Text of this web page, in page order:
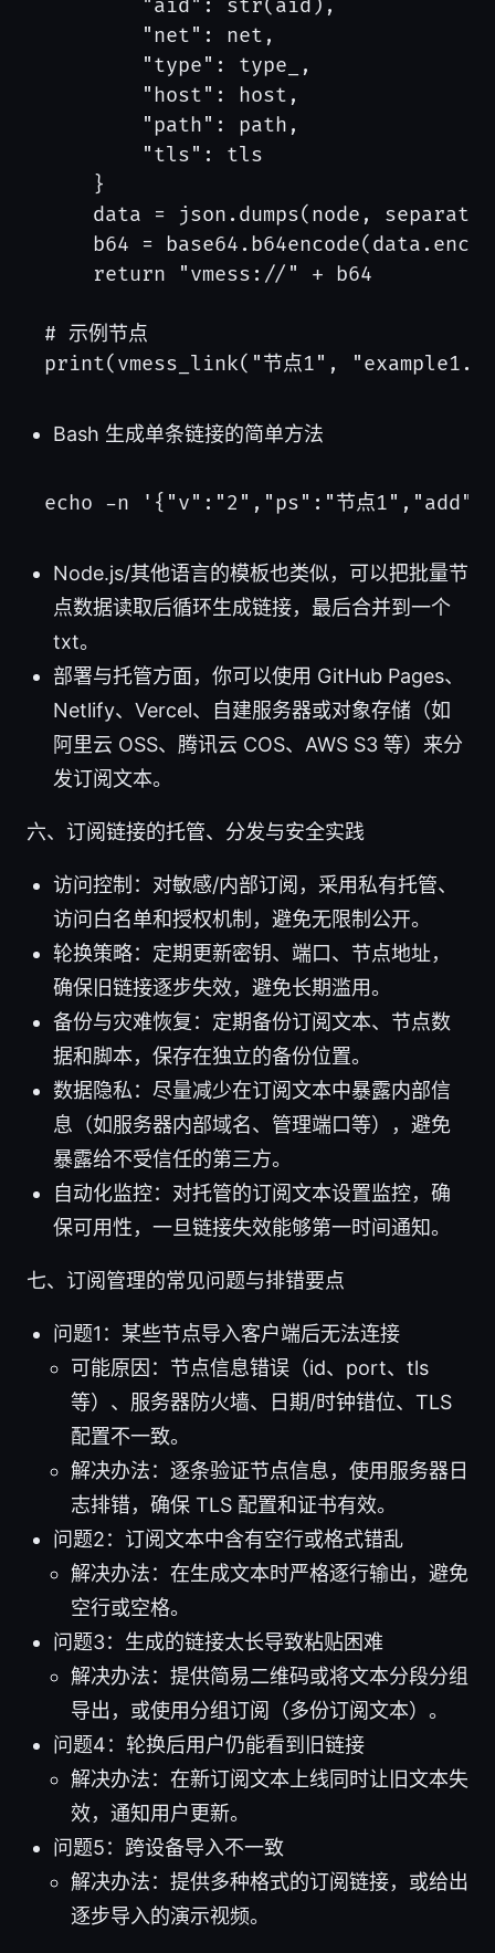
        "aid": str(aid),
        "net": net,
        "type": type_,
        "host": host,
        "path": path,
        "tls": tls
    }
data = json.dumps(node,
b64 =
    return "vmess://" + b64
# 示例节点
Bash 生成单条链接的简单方法
Node.js/其他语言的模板也类似，可以把批量节
点数据读取后循环生成链接，最后合并到一个
txt。
部署与托管方面，你可以使用 GitHub Pages、
Netlify、Vercel、自建服务器或对象存储（如
阿里云 OSS、腾讯云 COS、AWS S3 等）来分
发订阅文本。
六、订阅链接的托管、分发与安全实践
访问控制：对敏感/内部订阅，采用私有托管、
访问白名单和授权机制，避免无限制公开。
轮换策略：定期更新密钥、端口、节点地址，
确保旧链接逐步失效，避免长期滥用。
备份与灾难恢复：定期备份订阅文本、节点数
据和脚本，保存在独立的备份位置。
数据隐私：尽量减少在订阅文本中暴露内部信
息（如服务器内部域名、管理端口等），避免
暴露给不受信任的第三方。
自动化监控：对托管的订阅文本设置监控，确
保可用性，一旦链接失效能够第一时间通知。
七、订阅管理的常见问题与排错要点
问题1：某些节点导入客户端后无法连接
可能原因：节点信息错误（id、port、tls
等）、服务器防火墙、日期/时钟错位、TLS
配置不一致。
解决办法：逐条验证节点信息，使用服务器日
志排错，确保 TLS 配置和证书有效。
问题2：订阅文本中含有空行或格式错乱
解决办法：在生成文本时严格逐行输出，避免
空行或空格。
问题3：生成的链接太长导致粘贴困难
解决办法：提供简易二维码或将文本分段分组
导出，或使用分组订阅（多份订阅文本）。
问题4：轮换后用户仍能看到旧链接
解决办法：在新订阅文本上线同时让旧文本失
效，通知用户更新。
问题5：跨设备导入不一致
解决办法：提供多种格式的订阅链接，或给出
逐步导入的演示视频。